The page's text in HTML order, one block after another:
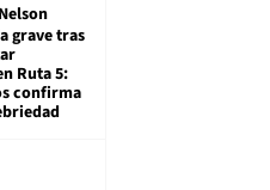
Nelson
grave tras
Ruta 5:
confirma